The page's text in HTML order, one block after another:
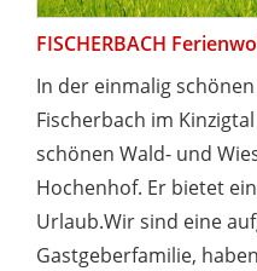
FISCHERBACH
In der einmalig
Fischerbach im
schönen Wald- und
Hochenhof. Er bietet
Urlaub.Wir sind eine
Gastgeberfamilie,